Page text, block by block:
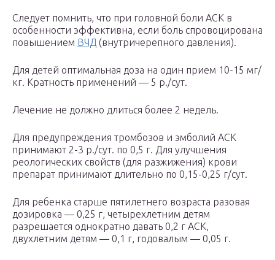
Следует помнить, что при головной боли АСК в
особенности эффективна, если боль спровоцирована
повышением ВЧД (внутричерепного давления).
Для детей оптимальная доза на один прием 10-15 мг/
кг. Кратность применений — 5 р./сут.
Лечение не должно длиться более 2 недель.
Для предупреждения тромбозов и эмболий АСК
принимают 2-3 р./сут. по 0,5 г. Для улучшения
реологических свойств (для разжижения) крови
препарат принимают длительно по 0,15-0,25 г/сут.
Для ребенка старше пятилетнего возраста разовая
дозировка — 0,25 г, четырехлетним детям
разрешается однократно давать 0,2 г АСК,
двухлетним детям — 0,1 г, годовалым — 0,05 г.